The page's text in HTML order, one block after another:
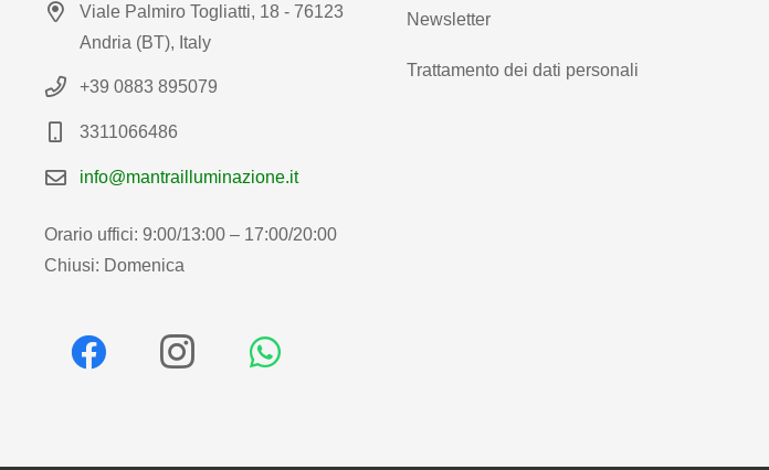
Viale Palmiro Togliatti, 18 - 76123
Andria (BT), Italy
+39 0883 895079
3311066486
info@mantrailluminazione.it
Orario uffici: 9:00/13:00 – 17:00/20:00
Chiusi: Domenica
Newsletter
Trattamento dei dati personali